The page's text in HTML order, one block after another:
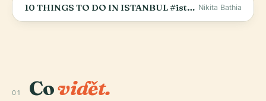
10 THINGS TO DO IN ISTANBUL #istanbulturkey #istanbultourism #turkeytravel Nikita Bathia
01 Covidět.